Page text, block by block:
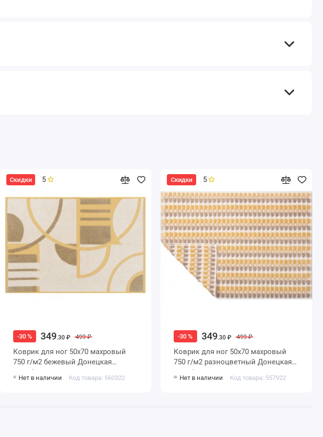
Скидки 5
-30 % 349.30 ₽ 499 ₽
Коврик для ног 50х70 махровый
750 г/м2 бежевый Донецкая
мануфактура
Нет в наличии Код товара: 560322
Скидки 5
-30 % 349.30 ₽ 499 ₽
Коврик для ног 50х70 махровый
750 г/м2 разноцветный Донецкая
мануфактура
Нет в наличии Код товара: 557922